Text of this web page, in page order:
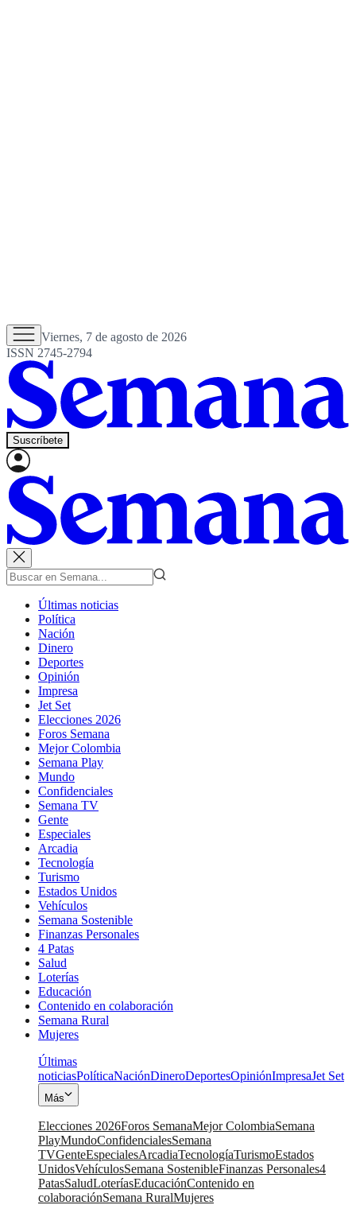
Viernes, 7 de agosto de 2026
ISSN 2745-2794
Suscríbete
Últimas noticias
Política
Nación
Dinero
Deportes
Opinión
Impresa
Jet Set
Elecciones 2026
Foros Semana
Mejor Colombia
Semana Play
Mundo
Confidenciales
Semana TV
Gente
Especiales
Arcadia
Tecnología
Turismo
Estados Unidos
Vehículos
Semana Sostenible
Finanzas Personales
4 Patas
Salud
Loterías
Educación
Contenido en colaboración
Semana Rural
Mujeres
Últimas
noticiasPolíticaNaciónDineroDeportesOpiniónImpresaJet Set
Más
Elecciones 2026Foros SemanaMejor ColombiaSemana
PlayMundoConfidencialesSemana
TVGenteEspecialesArcadiaTecnologíaTurismoEstados
UnidosVehículosSemana SostenibleFinanzas Personales4
PatasSaludLoteríasEducaciónContenido en
colaboraciónSemana RuralMujeres